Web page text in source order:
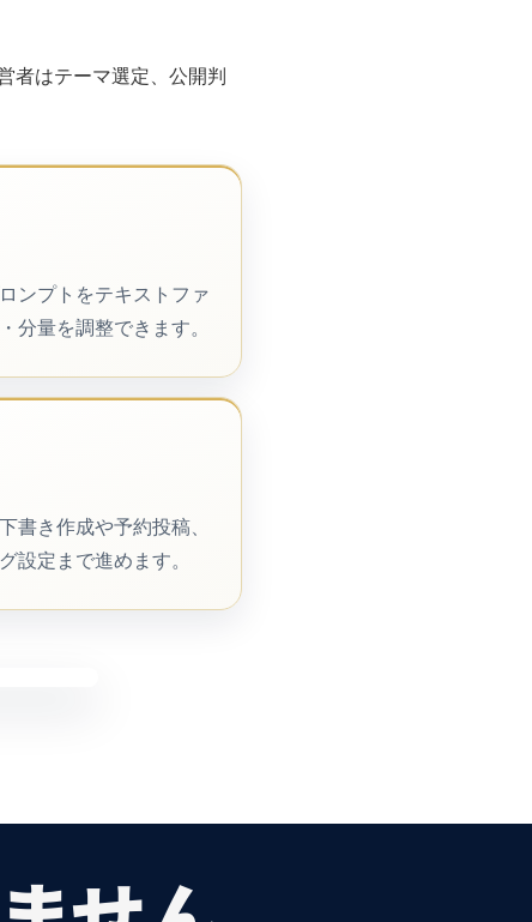
者はテーマ選定、公開判
ンプトをテキストファ
分量を調整できます。
書き作成や予約投稿、
設定まで進めます。